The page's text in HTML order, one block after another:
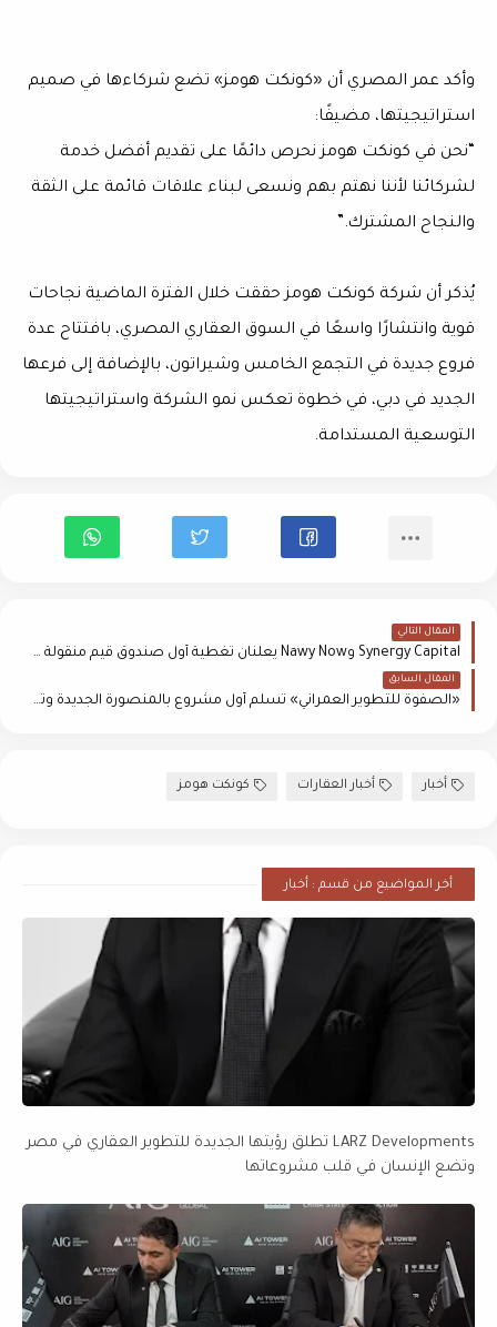
وأكد عمر المصري أن «كونكت هومز» تضع شركاءها في صميم
استراتيجيتها، مضيفًا:
“نحن في كونكت هومز نحرص دائمًا على تقديم أفضل خدمة
لشركائنا لأننا نهتم بهم ونسعى لبناء علاقات قائمة على الثقة
والنجاح المشترك.”
يُذكر أن شركة كونكت هومز حققت خلال الفترة الماضية نجاحات
قوية وانتشارًا واسعًا في السوق العقاري المصري، بافتتاح عدة
فروع جديدة في التجمع الخامس وشيراتون، بالإضافة إلى فرعها
الجديد في دبي، في خطوة تعكس نمو الشركة واستراتيجيتها
التوسعية المستدامة.
المقال التالي
Synergy Capital وNawy Now يعلنان تغطية أول صندوق قيم منقولة مدعوم برهون عقارية
المقال السابق
«الصفوة للتطوير العمراني» تسلّم أول مشروع بالمنصورة الجديدة وتحتفل بتسليم «ذا بيرل»
أخبار أخبار العقارات كونكت هومز
أخر المواضيع من قسم : أخبار
LARZ Developments تطلق رؤيتها الجديدة للتطوير العقاري في مصر
وتضع الإنسان في قلب مشروعاتها